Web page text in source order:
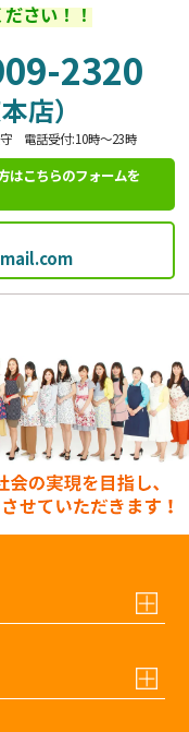
さい！！
2320
店）
電話受付:10時～23時
はこちらのフォームを